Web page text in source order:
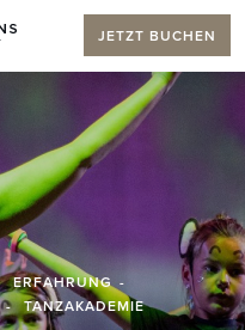
JETZT BUCHEN
ERFAHRUNG
TANZAKADEMIE